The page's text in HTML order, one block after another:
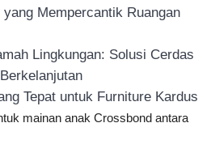
Mempercantik Ruangan
Lingkungan: Solusi Cerdas
Tepat untuk Furniture Kardus
mainan anak Crossbond antara